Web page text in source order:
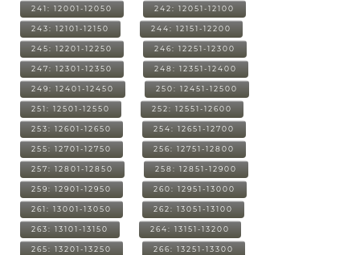
241: 12001-12050 242: 12051-12100
243: 12101-12150 244: 12151-12200
245: 12201-12250 246: 12251-12300
247: 12301-12350 248: 12351-12400
249: 12401-12450 250: 12451-12500
251: 12501-12550 252: 12551-12600
253: 12601-12650 254: 12651-12700
255: 12701-12750 256: 12751-12800
257: 12801-12850 258: 12851-12900
259: 12901-12950 260: 12951-13000
261: 13001-13050 262: 13051-13100
263: 13101-13150 264: 13151-13200
265: 13201-13250 266: 13251-13300